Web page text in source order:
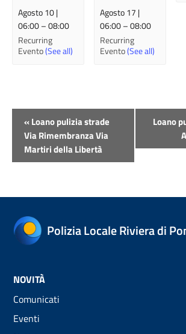
Agosto 10 |
06:00–08:00
Recurring
Evento(See all)
Agosto 17 |
06:00–08:00
Recurring
Evento(See all)
Evento
Navigazione
«Loano pulizia strade
Via Rimembranza Via
Martiri della Libertà
Loano
Polizia Locale Riviera di
NOVITÀ
Comunicati
Eventi